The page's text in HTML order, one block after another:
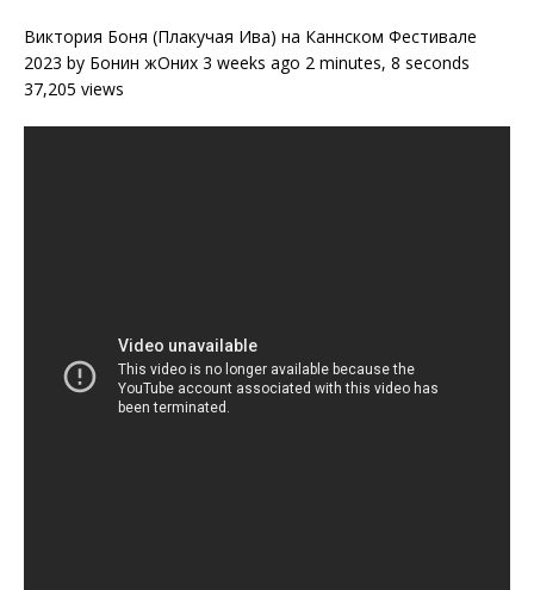
Виктория Боня (Плакучая Ива) на Каннском Фестивале
2023 by Бонин жОних 3 weeks ago 2 minutes, 8 seconds
37,205 views